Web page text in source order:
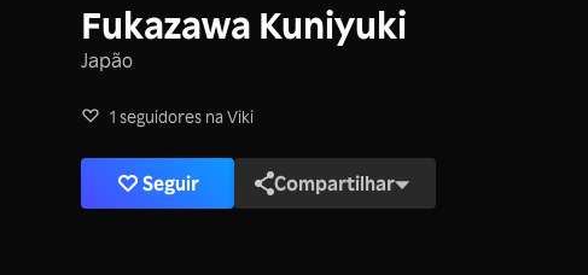
Fukazawa Kuniyuki
Japão
1 seguidores na Viki
Seguir Compartilhar